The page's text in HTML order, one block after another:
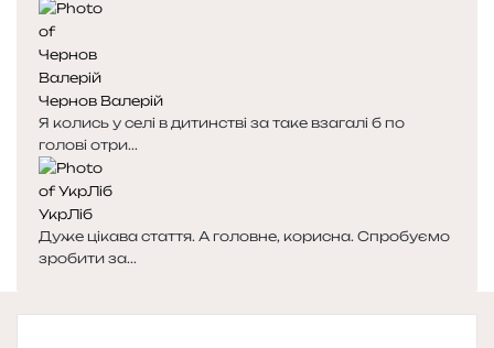
Чернов Валерій
Я колись у селі в дитинстві за таке взагалі б по
голові отри...
УкрЛіб
Дуже цікава стаття. А головне, корисна. Спробуємо
зробити за...